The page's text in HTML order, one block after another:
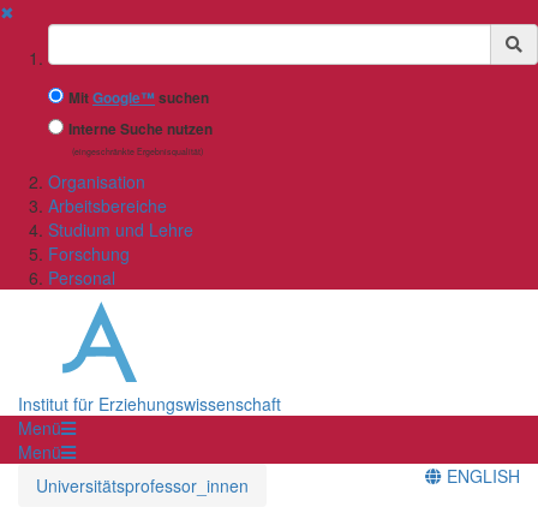
✖
Suchbegriff
MitGoogle™ suchen
Interne Suche nutzen
(eingeschränkte Ergebnisqualität)
Organisation
Arbeitsbereiche
Studium und Lehre
Forschung
Personal
Institut für Erziehungswissenschaft
Menü
Menü
Universitätsprofessor_innen
ENGLISH